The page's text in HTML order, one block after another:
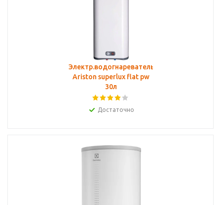
Электр.водогнареватель
Ariston superlux flat pw
30л
Достаточно